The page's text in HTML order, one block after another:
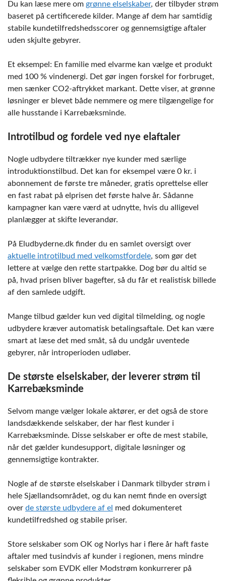
Du kan læse mere om grønne elselskaber, der tilbyder strøm
baseret på certificerede kilder. Mange af dem har samtidig
stabile kundetilfredshedsscorer og gennemsigtige aftaler
uden skjulte gebyrer.
Et eksempel: En familie med elvarme kan vælge et produkt
med 100 % vindenergi. Det gør ingen forskel for forbruget,
men sænker CO2-aftrykket markant. Dette viser, at grønne
løsninger er blevet både nemmere og mere tilgængelige for
alle husstande i Karrebæksminde.
Introtilbud og fordele ved nye elaftaler
Nogle udbydere tiltrækker nye kunder med særlige
introduktionstilbud. Det kan for eksempel være 0 kr. i
abonnement de første tre måneder, gratis oprettelse eller
en fast rabat på elprisen det første halve år. Sådanne
kampagner kan være værd at udnytte, hvis du alligevel
planlægger at skifte leverandør.
På Eludbyderne.dk finder du en samlet oversigt over
aktuelle introtilbud med velkomstfordele, som gør det
lettere at vælge den rette startpakke. Dog bør du altid se
på, hvad prisen bliver bagefter, så du får et realistisk billede
af den samlede udgift.
Mange tilbud gælder kun ved digital tilmelding, og nogle
udbydere kræver automatisk betalingsaftale. Det kan være
smart at læse det med småt, så du undgår uventede
gebyrer, når introperioden udløber.
De største elselskaber, der leverer strøm til
Karrebæksminde
Selvom mange vælger lokale aktører, er det også de store
landsdækkende selskaber, der har flest kunder i
Karrebæksminde. Disse selskaber er ofte de mest stabile,
når det gælder kundesupport, digitale løsninger og
gennemsigtige kontrakter.
Nogle af de største elselskaber i Danmark tilbyder strøm i
hele Sjællandsområdet, og du kan nemt finde en oversigt
over de største udbydere af el med dokumenteret
kundetilfredshed og stabile priser.
Store selskaber som OK og Norlys har i flere år haft faste
aftaler med tusindvis af kunder i regionen, mens mindre
selskaber som EVDK eller Modstrøm konkurrerer på